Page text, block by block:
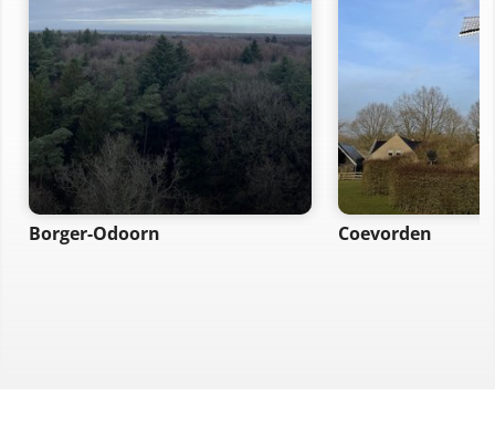
Borger-Odoorn Coevorden